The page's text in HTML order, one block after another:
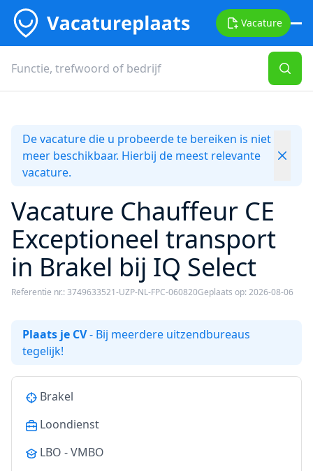
Vacature
De vacature die u probeerde te bereiken is niet
meer beschikbaar. Hierbij de meest relevante
vacature.
Vacature Chauffeur CE
Exceptioneel transport
in Brakel bij IQ Select
Referentie nr.: 3749633521-UZP-NL-FPC-060820Geplaats op: 2026-08-06
Plaats je CV- Bij meerdere uitzendbureaus
tegelijk!
Brakel
Loondienst
LBO - VMBO